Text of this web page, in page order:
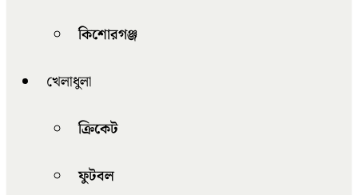
কিশোরগঞ্জ
খেলাধুলা
ক্রিকেট
ফুটবল